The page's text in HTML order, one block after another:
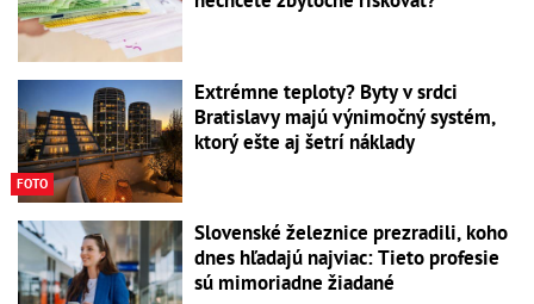
FOTO
Extrémne teploty? Byty v srdci
Bratislavy majú výnimočný systém,
ktorý ešte aj šetrí náklady
Slovenské železnice prezradili, koho
dnes hľadajú najviac: Tieto profesie
sú mimoriadne žiadané